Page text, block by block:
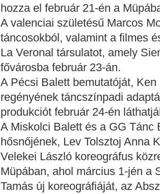
hozza el február 21-én a
A valenciai születésű Marcos
táncosokból, valamint a filmes
La Veronal társulatot, amely
fővárosba február 23-án.
A Pécsi Balett bemutatóját,
regényének táncszínpadi
produkciót február 24-én
A Miskolci Balett és a GG Tánc
hősnőjének, Lev Tolsztoj Anna
Velekei László koreográfus
Müpában, ahol március 1-jén a
Tamás új koreográfiáját, az